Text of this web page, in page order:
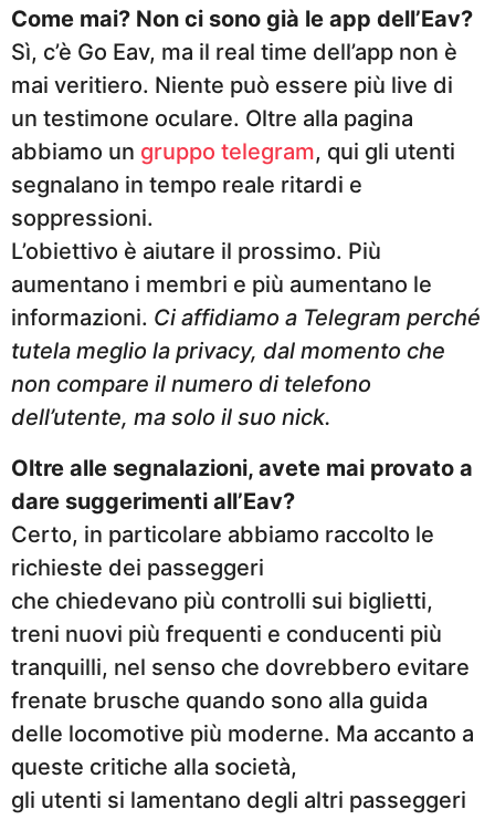
Come mai? Non ci sono già le app dell’Eav?
Sì, c’è Go Eav, ma il real time dell’app non è
mai veritiero. Niente può essere più live di
un testimone oculare. Oltre alla pagina
abbiamo un gruppo telegram, qui gli utenti
segnalano in tempo reale ritardi e
soppressioni.
L’obiettivo è aiutare il prossimo. Più
aumentano i membri e più aumentano le
informazioni. Ci affidiamo a Telegram perché
tutela meglio la privacy, dal momento che
non compare il numero di telefono
dell’utente, ma solo il suo nick.
Oltre alle segnalazioni, avete mai provato a
dare suggerimenti all’Eav?
Certo, in particolare abbiamo raccolto le
richieste dei passeggeri
che chiedevano più controlli sui biglietti,
treni nuovi più frequenti e conducenti più
tranquilli, nel senso che dovrebbero evitare
frenate brusche quando sono alla guida
delle locomotive più moderne. Ma accanto a
queste critiche alla società,
gli utenti si lamentano degli altri passeggeri